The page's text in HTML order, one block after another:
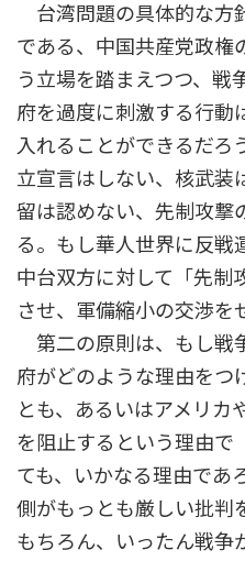
台湾問題の具体的な方
である、中国共産党政権
う立場を踏まえつつ、戦
府を過度に刺激する行動
入れることができるだろ
立宣言はしない、核武装
留は認めない、先制攻撃
る。もし華人世界に反戦
中台双方に対して「先制
させ、軍備縮小の交渉を
第二の原則は、もし戦
府がどのような理由をつ
とも、あるいはアメリカ
を阻止するという理由で
ても、いかなる理由であ
側がもっとも厳しい批判
もちろん、いったん戦争